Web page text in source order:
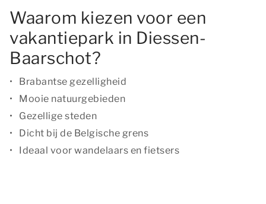
Waarom kiezen voor een
vakantiepark in Diessen-
Baarschot?
Brabantse gezelligheid
Mooie natuurgebieden
Gezellige steden
Dicht bij de Belgische grens
Ideaal voor wandelaars en fietsers